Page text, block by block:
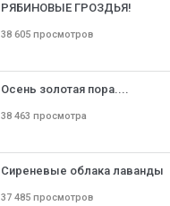
РЯБИНОВЫЕ ГРОЗДЬЯ!
38 605 просмотров
Осень золотая пора....
38 463 просмотра
Сиреневые облака лаванды
37 485 просмотров